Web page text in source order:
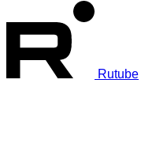
Rutube